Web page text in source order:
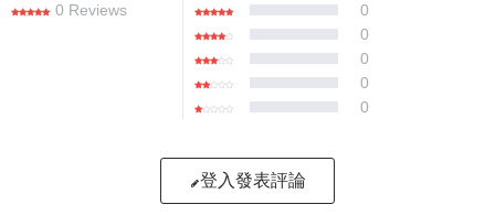
0 Reviews
0
0
0
0
0
登入發表評論